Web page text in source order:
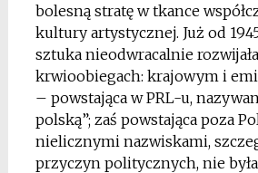
bolesną stratę w tkance
kultury artystycznej. Już od
sztuka nieodwracalnie
krwioobiegach: krajowym i
– powstająca w PRL-u,
polską”; zaś powstająca poza
nielicznymi nazwiskami,
przyczyn politycznych, nie była